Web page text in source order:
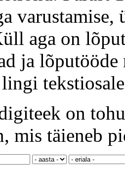
varustamise,
aga on
ja
on
mis täieneb